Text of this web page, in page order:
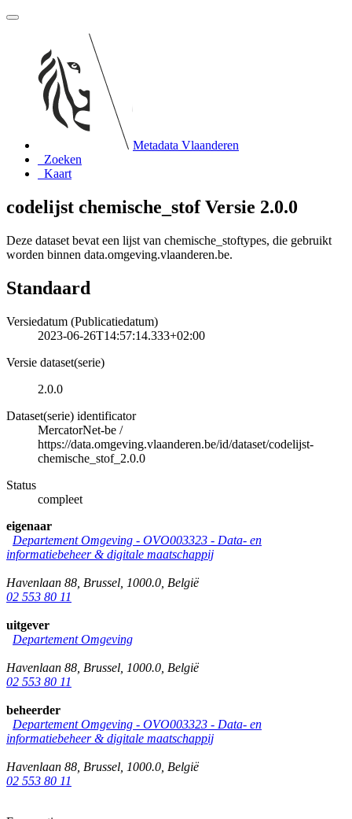
Metadata Vlaanderen
Zoeken
Kaart
codelijst chemische_stof Versie 2.0.0
Deze dataset bevat een lijst van chemische_stoftypes, die gebruikt
worden binnen data.omgeving.vlaanderen.be.
Standaard
Versiedatum (Publicatiedatum)
2023-06-26T14:57:14.333+02:00
Versie dataset(serie)
2.0.0
Dataset(serie) identificator
MercatorNet-be /
https://data.omgeving.vlaanderen.be/id/dataset/codelijst-
chemische_stof_2.0.0
Status
compleet
eigenaar
Departement Omgeving - OVO003323 - Data- en
informatiebeheer & digitale maatschappij
Havenlaan 88 Brussel 1000.0 België
02 553 80 11
uitgever
Departement Omgeving
Havenlaan 88 Brussel 1000.0 België
02 553 80 11
beheerder
Departement Omgeving - OVO003323 - Data- en
informatiebeheer & digitale maatschappij
Havenlaan 88 Brussel 1000.0 België
02 553 80 11